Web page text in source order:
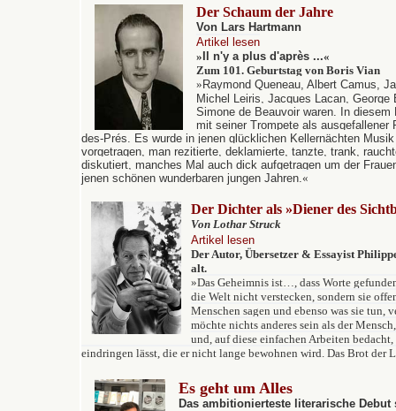
Der Schaum der Jahre
Von Lars Hartmann
Artikel lesen
» Il n'y a plus d'après ...«
Zum 101. Geburtstag von Boris Vian
» Raymond Queneau, Albert Camus,
Michel Leiris, Jacques Lacan, George
Simone de Beauvoir waren. In diesem
mit seiner Trompete als ausgefallener
des-Prés. Es wurde in jenen glücklichen Kellernächten
vorgetragen, man rezitierte, deklamierte, tanzte, trank,
diskutiert, manches Mal auch dick aufgetragen um der
jenen schönen wunderbaren jungen Jahren.«
Der Dichter als »Diener des
Von Lothar Struck
Artikel lesen
Der Autor, Übersetzer & Essayist
alt.
»Das Geheimnis ist…, dass Worte
die Welt nicht verstecken, sondern sie
Menschen sagen und ebenso was sie tun,
möchte nichts anderes sein als der
und, auf diese einfachen Arbeiten
eindringen lässt, die er nicht lange bewohnen wird. Das Brot der
Es geht um Alles
Das ambitionierteste literarische Debut